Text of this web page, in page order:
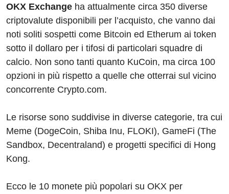
OKX Exchange ha attualmente circa 350 diverse
criptovalute disponibili per l’acquisto, che vanno dai
noti soliti sospetti come Bitcoin ed Etherum ai token
sotto il dollaro per i tifosi di particolari squadre di
calcio. Non sono tanti quanto KuCoin, ma circa 100
opzioni in più rispetto a quelle che otterrai sul vicino
concorrente Crypto.com.
Le risorse sono suddivise in diverse categorie, tra cui
Meme (DogeCoin, Shiba Inu, FLOKI), GameFi (The
Sandbox, Decentraland) e progetti specifici di Hong
Kong.
Ecco le 10 monete più popolari su OKX per